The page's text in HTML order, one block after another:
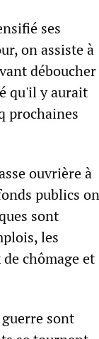
ses
on assiste à
déboucher
qu'il y aurait
prochaines
ouvrière à
publics
sont
les
chômage et
sont